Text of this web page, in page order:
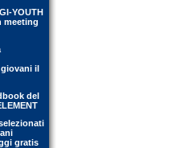
YOUTH
meeting
il
del
gratis